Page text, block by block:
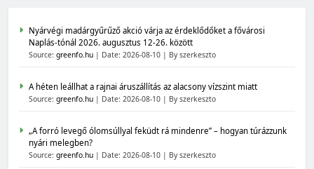
Nyárvégi madárgyűrűző akció várja az érdeklődőket a fővárosi
Naplás-tónál 2026. augusztus 12-26. között
Source: greenfo.hu Date: 2026-08-10 By szerkeszto
A héten leállhat a rajnai áruszállítás az alacsony vízszint miatt
Source: greenfo.hu Date: 2026-08-10 By szerkeszto
„A forró levegő ólomsúllyal feküdt rá mindenre” – hogyan túrázzunk
nyári melegben?
Source: greenfo.hu Date: 2026-08-10 By szerkeszto